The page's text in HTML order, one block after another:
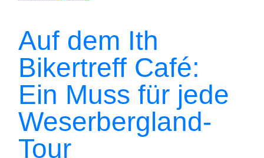
Auf dem Ith
Bikertreff Café:
Ein Muss für jede
Weserbergland-
Tour